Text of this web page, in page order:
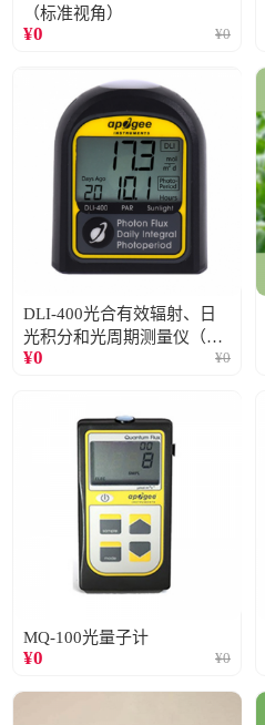
（标准视角）
¥0 ¥0
DLI-400光合有效辐射、日
光积分和光周期测量仪（仅
阳光）
¥0 ¥0
MQ-100光量子计
¥0 ¥0